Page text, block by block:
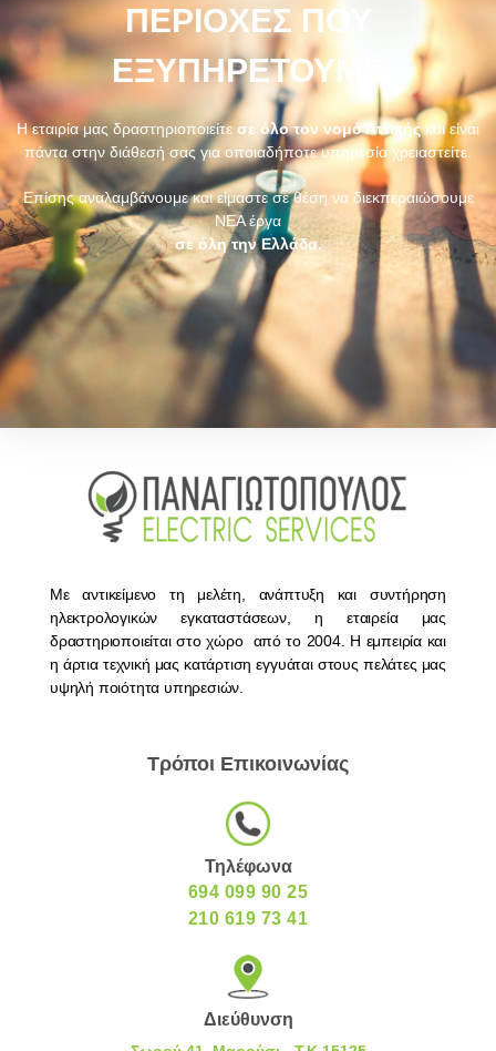
ΠΕΡΙΟΧΕΣ ΠΟΥ
ΕΞΥΠΗΡΕΤΟΥΜΕ
Η εταιρία μας δραστηριοποιείτε σε όλο τον νομό Αττικήςκαι είναι
πάντα στην διάθεσή σας για οποιαδήποτε υπηρεσία χρειαστείτε.
Επίσης αναλαμβάνουμε και είμαστε σε θέση να διεκπεραιώσουμε
ΝΕΑ έργα
σε όλη την Ελλάδα.
Mε αντικείμενο τη μελέτη, ανάπτυξη και συντήρηση
ηλεκτρολογικών εγκαταστάσεων, η εταιρεία μας
δραστηριοποιείται στο χώρο από το 2004. Η εμπειρία και
η άρτια τεχνική μας κατάρτιση εγγυάται στους πελάτες μας
υψηλή ποιότητα υπηρεσιών.
Τρόποι Επικοινωνίας
Τηλέφωνα
694 099 90 25
210 619 73 41
Διεύθυνση